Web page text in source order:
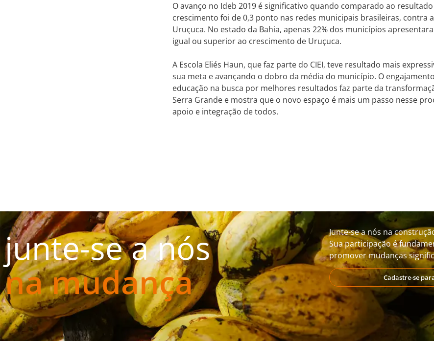
O avanço no Ideb 2019 é significativo quando comparado ao
crescimento foi de 0,3 ponto nas redes municipais brasileiras, contra
Uruçuca. No estado da Bahia, apenas 22% dos municípios
igual ou superior ao crescimento de Uruçuca.
A Escola Eliés Haun, que faz parte do CIEI, teve resultado mais
sua meta e avançando o dobro da média do município. O
educação na busca por melhores resultados faz parte da
Serra Grande e mostra que o novo espaço é mais um passo nesse
apoio e integração de todos.
junte-se a nós
na mudança
Junte-se a nós na
Sua participação é
promover mudanças
Cadastre-se